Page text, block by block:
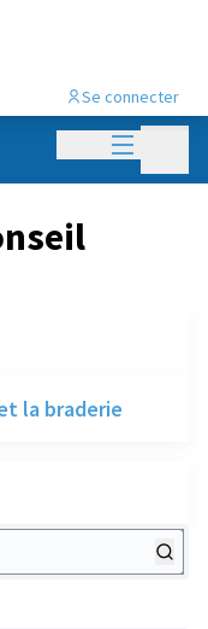
Menu
Se connecter
la braderie